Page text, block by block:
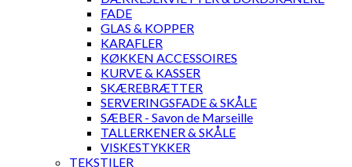
FADE
GLAS & KOPPER
KARAFLER
KØKKEN ACCESSOIRES
KURVE & KASSER
SKÆREBRÆTTER
SERVERINGSFADE & SKÅLE
SÆBER - Savon de Marseille
TALLERKENER & SKÅLE
VISKESTYKKER
TEKSTILER